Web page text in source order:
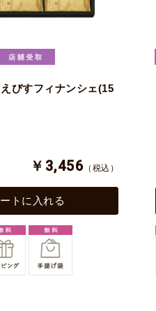
えびすフィナンシェ(15
￥3,456 （税込）
トに入れる